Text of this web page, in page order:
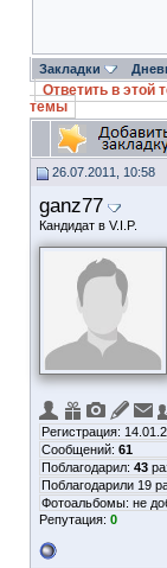
Закладки
Ответить в этой
темы
26.07.2011, 10:58
ganz77
Кандидат в V.I.P.
Регистрация:
Сообщений: 61
Поблагодарил: 43
Поблагодарили 19
Фотоальбомы: не
Репутация: 0